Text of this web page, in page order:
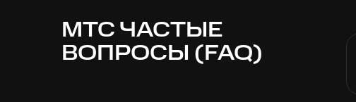
МТС ЧАСТЫЕ
ВОПРОСЫ (FAQ)